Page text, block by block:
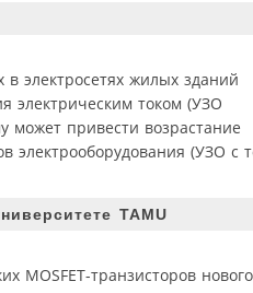
электросетях жилых зданий
током (УЗО
привести возрастание
электрооборудования (УЗО с
TAMU
MOSFET-транзисторов нового